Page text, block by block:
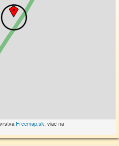
vrstva Freemap.sk, viac na